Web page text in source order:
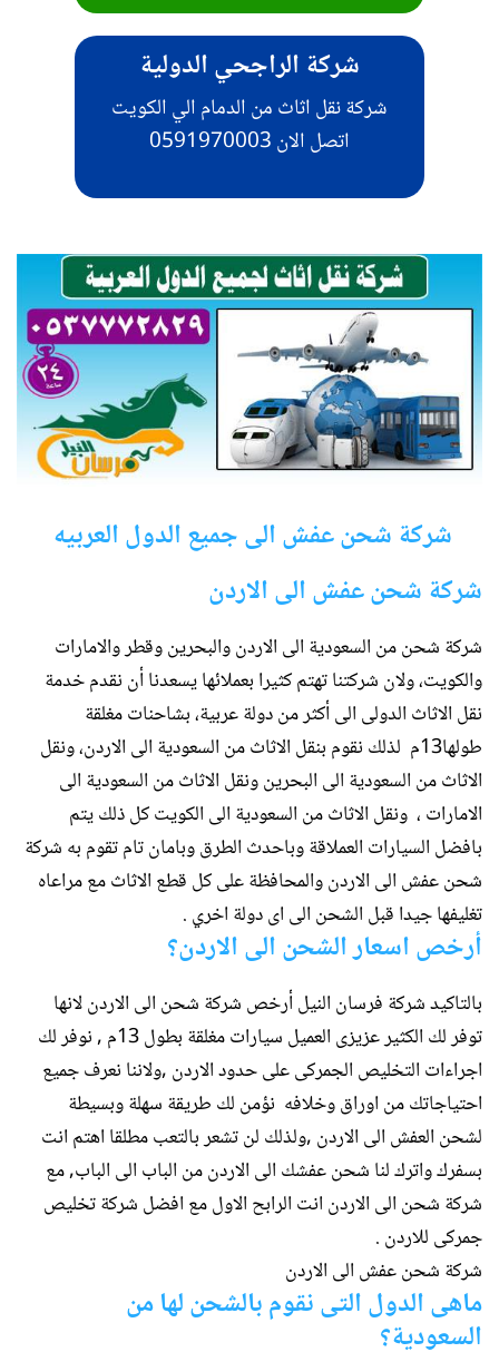
شركة الراجحي الدولية
شركة نقل اثاث من الدمام الي الكويت
اتصل الان 0591970003
شركة شحن عفش الى جميع الدول العربيه
شركة شحن عفش الى الاردن
شركة شحن من السعودية الى الاردن والبحرين وقطر والامارات
والكويت، ولان شركتنا تهتم كثيرا بعملائها يسعدنا أن نقدم خدمة
نقل الاثاث الدولى الى أكثر من دولة عربية، بشاحنات مغلقة
طولها13م لذلك نقوم بنقل الاثاث من السعودية الى الاردن، ونقل
الاثاث من السعودية الى البحرين ونقل الاثاث من السعودية الى
الامارات ، ونقل الاثاث من السعودية الى الكويت كل ذلك يتم
بافضل السيارات العملاقة وباحدث الطرق وبامان تام تقوم به شركة
شحن عفش الى الاردن والمحافظة على كل قطع الاثاث مع مراعاه
تغليفها جيدا قبل الشحن الى اى دولة اخري .
أرخص اسعار الشحن الى الاردن؟
بالتاكيد شركة فرسان النيل أرخص شركة شحن الى الاردن لانها
توفر لك الكثير عزيزى العميل سيارات مغلقة بطول 13م , نوفر لك
اجراءات التخليص الجمركى على حدود الاردن ,ولاننا نعرف جميع
احتياجاتك من اوراق وخلافه نؤمن لك طريقة سهلة وبسيطة
لشحن العفش الى الاردن ,ولذلك لن تشعر بالتعب مطلقا اهتم انت
بسفرك واترك لنا شحن عفشك الى الاردن من الباب الى الباب, مع
شركة شحن الى الاردن انت الرابح الاول مع افضل شركة تخليص
جمركى للاردن .
شركة شحن عفش الى الاردن
ماهى الدول التى نقوم بالشحن لها من
السعودية؟